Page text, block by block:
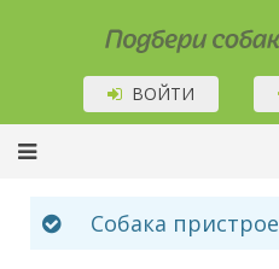
Подбери собаку!
ВОЙТИ
Собака